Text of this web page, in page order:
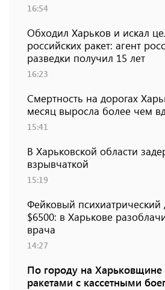
16:54
Обходил Харьков и искал
российских ракет: агент
разведки получил 15 лет
16:23
Смертность на дорогах
месяц выросла более чем
15:41
В Харьковской области
взрывчаткой
15:19
Фейковый психиатрический
$6500: в Харькове
врача
14:27
По городу на Харьковщине
ракетами с кассетными